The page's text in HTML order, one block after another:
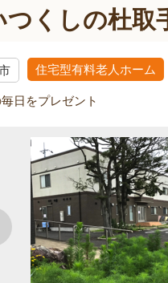
つくしの杜取
住宅型有料老人ホーム
日をプレゼント